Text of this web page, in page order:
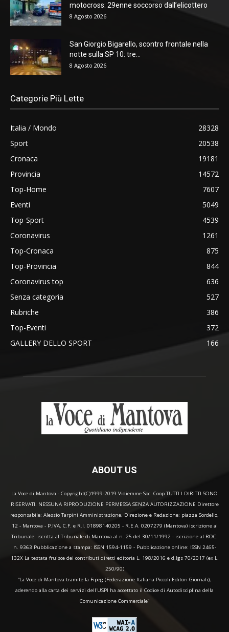
motocross: 29enne soccorso dall’elicottero
8 Agosto 2026
San Giorgio Bigarello, scontro frontale nella
notte sulla SP 10: tre...
8 Agosto 2026
Categorie Più Lette
Italia / Mondo
28328
Sport
20538
Cronaca
19181
Provincia
14572
Top-Home
7607
Eventi
5049
Top-Sport
4539
Coronavirus
1261
Top-Cronaca
875
Top-Provincia
844
Coronavirus top
636
Senza categoria
527
Rubriche
386
Top-Eventi
372
GALLERY DELLO SPORT
166
ABOUT US
La Voce di Mantova - Copyright(C)1999-2019 Vidiemme Soc. Coop TUTTI I DIRITTI SONO
RISERVATI. NESSUNA RIPRODUZIONE PERMESSA SENZA AUTORIZZAZIONE Direttore
responsabile: Alessio Tarpini Amministrazione, Direzione e Redazione: piazza Sordello,
12 - Mantova - P.IVA, C.F. e R.I. 01898140205 - R.E.A. 0207279 (Mantova) iscrizione al
Tribunale: iscritta al Tribunale di Mantova al n. 25 del 30/11/1992 - iscrizione al ROC:
n. 9363 Pubblicazione a stampa: ISSN 1594-1159 - Pubblicazione online: ISSN 2465-
132X La testata fruisce dei contributi diretti editoria L. 198/2016 e d.lgs 70/2017 (ex L.
250/90)
“La Voce di Mantova tramite la Fipeg (Federazione Italiana Piccoli Editori Giornali),
aderendo alla carta dei servizi dell'USPI ha accettato il Codice di Autodisciplina della
Comunicazione Commerciale"